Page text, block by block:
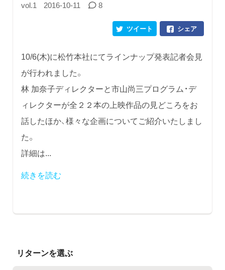
vol.1 2016-10-11 8
シェア
ツイート
10/6(木)に松竹本社にてラインナップ発表記者会見
が行われました。
林 加奈子ディレクターと市山尚三プログラム・デ
ィレクターが全２２本の上映作品の見どころをお
話したほか、様々な企画についてご紹介いたしまし
た。
詳細は...
続きを読む
リターンを選ぶ